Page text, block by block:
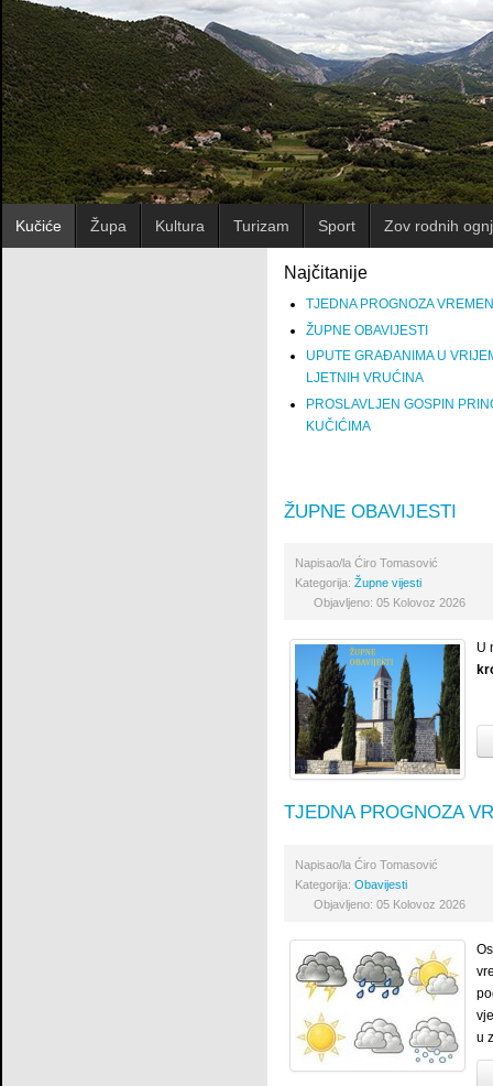
Kučiće Župa Kultura Turizam Sport Zov rodnih
Najčitanije
TJEDNA PROGNOZA
ŽUPNE OBAVIJESTI
UPUTE GRAĐANIMA U
LJETNIH VRUĆINA
PROSLAVLJEN GOSPIN
KUČIĆIMA
ŽUPNE OBAVIJESTI
Napisao/la Ćiro Tomasović
Kategorija: Župne vijesti
Objavljeno: 05 Kolovoz 2026
U
TJEDNA PROGNOZA
Napisao/la Ćiro Tomasović
Kategorija: Obavijesti
Objavljeno: 05 Kolovoz 2026
u